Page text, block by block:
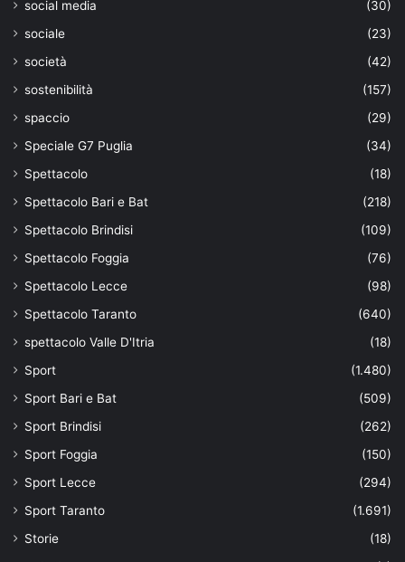
social media
(30)
sociale
(23)
società
(42)
sostenibilità
(157)
spaccio
(29)
Speciale G7 Puglia
(34)
Spettacolo
(18)
Spettacolo Bari e Bat
(218)
Spettacolo Brindisi
(109)
Spettacolo Foggia
(76)
Spettacolo Lecce
(98)
Spettacolo Taranto
(640)
spettacolo Valle D'Itria
(18)
Sport
(1.480)
Sport Bari e Bat
(509)
Sport Brindisi
(262)
Sport Foggia
(150)
Sport Lecce
(294)
Sport Taranto
(1.691)
Storie
(18)